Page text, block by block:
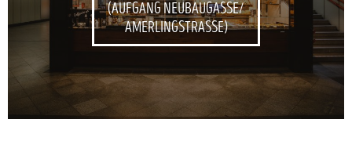
(AUFGANG NEUBAUGASSE/
AMERLINGSTRASSE)